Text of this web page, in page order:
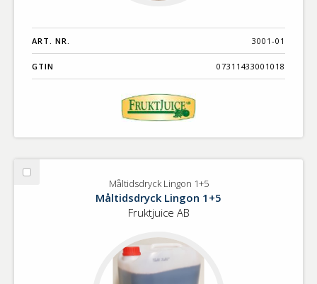
ART. NR. 3001-01
GTIN 07311433001018
Välj
Måltidsdryck Lingon 1+5
Måltidsdryck Lingon 1+5
Fruktjuice AB